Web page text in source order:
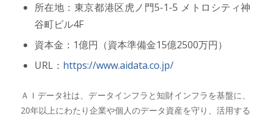
所在地：東京都港区虎ノ門5-1-5 メトロシティ神
谷町ビル4F
資本金：1億円（資本準備金15億2500万円）
URL： https://www.aidata.co.jp/
ＡＩデータ社は、データインフラと知財インフラを基盤に、
20年以上にわたり企業や個人のデータ資産を守り、活用する